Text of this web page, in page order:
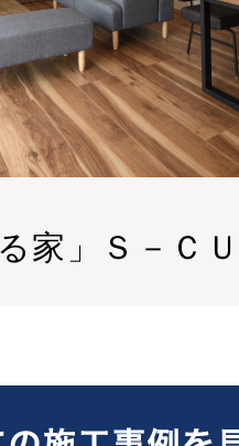
家」Ｓ－Ｃ